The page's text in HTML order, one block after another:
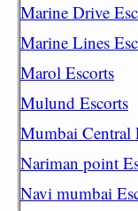
Marine Drive
Marine Lines
Marol Escorts
Mulund Escorts
Mumbai Central
Nariman point
Navi mumbai